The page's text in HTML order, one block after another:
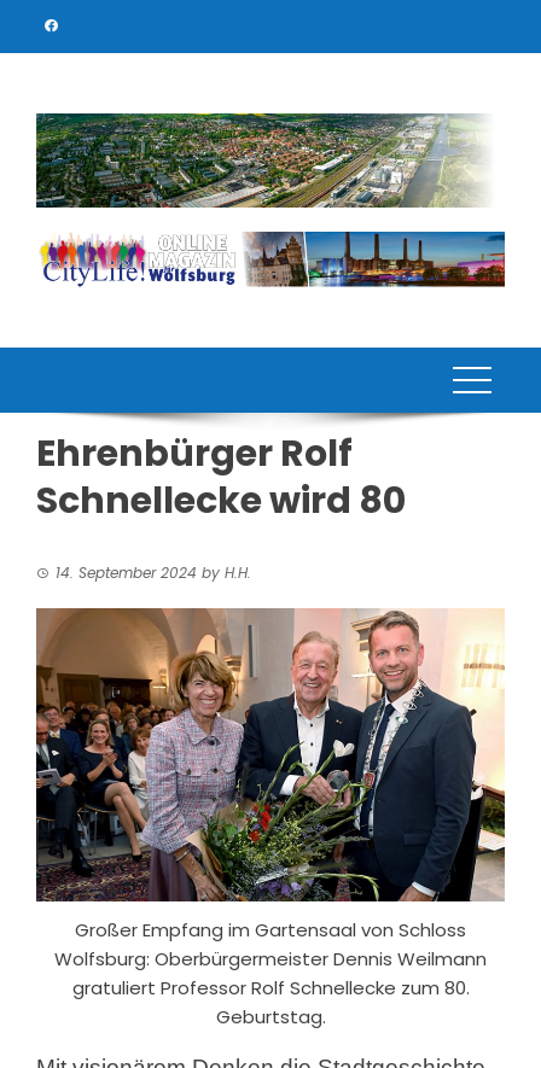
Ehrenbürger Rolf
Schnellecke wird 80
14. September 2024 by H.H.
Großer Empfang im Gartensaal von Schloss
Wolfsburg: Oberbürgermeister Dennis Weilmann
gratuliert Professor Rolf Schnellecke zum 80.
Geburtstag.